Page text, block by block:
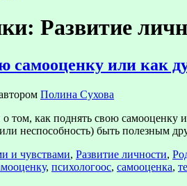
Развитие
самооценку или как
Полина Сухова
том, как поднять свою
неспособность) быть полезным
и чувствами, Развитие личности,
, психологоос, самооценка,